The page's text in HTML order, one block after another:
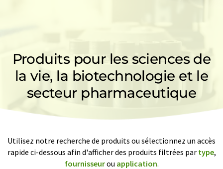
Produits pour les sciences de
la vie, la biotechnologie et le
secteur pharmaceutique
Utilisez notre recherche de produits ou sélectionnez un accès
rapide ci-dessous afin d'afficher des produits filtrées par type,
fournisseurou application.